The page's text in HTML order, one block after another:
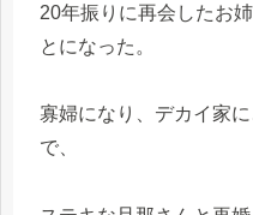
20年振りに再会したお
とになった。
寡婦になり、デカイ家
で、